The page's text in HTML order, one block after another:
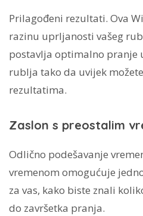
Prilagođeni rezultati. Ova
razinu uprljanosti vašeg
postavlja optimalno pranje
rublja tako da uvijek
rezultatima.
Zaslon s preostalim
Odlično podešavanje
vremenom omogućuje
za vas, kako biste znali
do završetka pranja.